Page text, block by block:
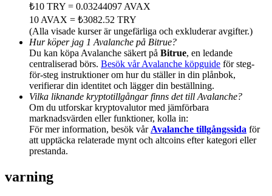
Deposit & Trade BTC to Share 25000 USDT prize pool!
Deposit CASHCAT & Win
Share 500000 CASHCAT prize pool
Exclusive for BitMart Users
Register & Trade to Win 500,000 USDT
₺10 TRY = 0.03244097 AVAX
10 AVAX = ₺3082.52 TRY
(Alla visade kurser är ungefärliga och exkluderar avgifter.)
Hur köper jag 1 Avalanche på Bitrue?
Du kan köpa Avalanche säkert på Bitrue, en ledande
centraliserad börs. Besök vår Avalanche köpguide för steg-
för-steg instruktioner om hur du ställer in din plånbok,
verifierar din identitet och lägger din beställning.
Vilka liknande kryptotillgångar finns det till Avalanche?
Om du utforskar kryptovalutor med jämförbara
marknadsvärden eller funktioner, kolla in:
För mer information, besök vår Avalanche tillgångssida för
att upptäcka relaterade mynt och altcoins efter kategori eller
prestanda.
varning